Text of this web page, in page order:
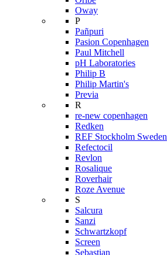
Oway
P
Pañpuri
Pasion Copenhagen
Paul Mitchell
pH Laboratories
Philip B
Philip Martin's
Previa
R
re-new copenhagen
Redken
REF Stockholm Sweden
Refectocil
Revlon
Rosalique
Roverhair
Roze Avenue
S
Salcura
Sanzi
Schwartzkopf
Screen
Sebastian